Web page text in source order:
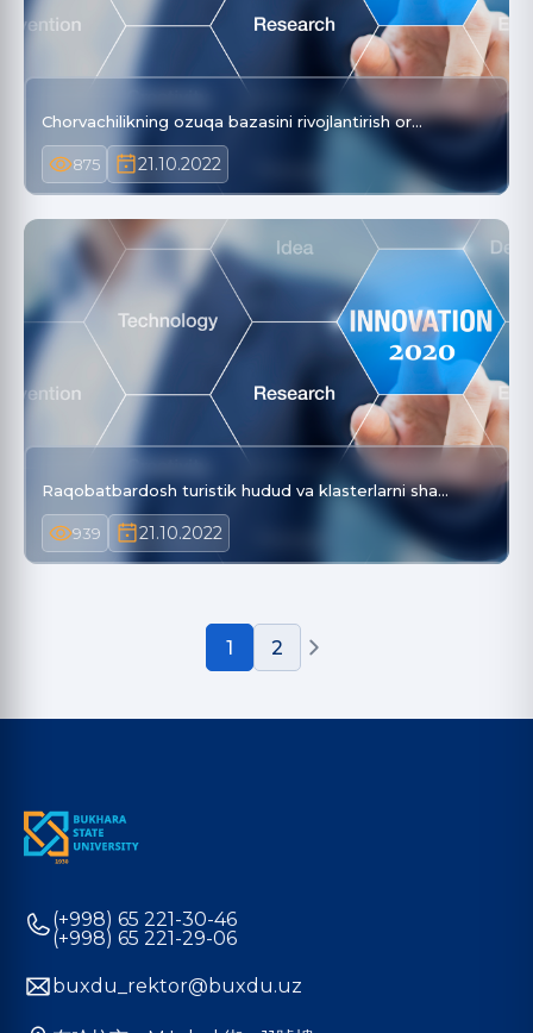
Chorvachilikning ozuqa bazasini rivojlantirish or…
875 21.10.2022
Raqobatbardosh turistik hudud va klasterlarni sha…
939 21.10.2022
1 2
(+998) 65 221-30-46
(+998) 65 221-29-06
buxdu_rektor@buxdu.uz